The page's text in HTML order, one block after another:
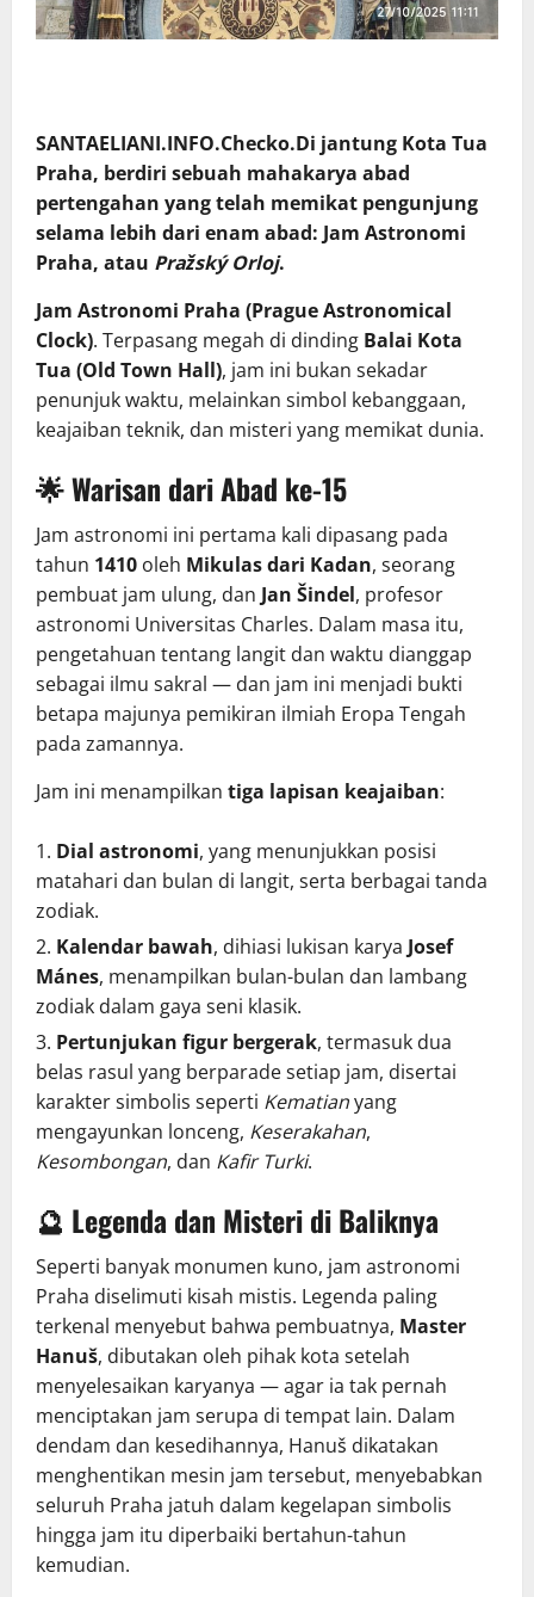
SANTAELIANI.INFO.Checko.Di jantung Kota Tua
Praha, berdiri sebuah mahakarya abad
pertengahan yang telah memikat pengunjung
selama lebih dari enam abad: Jam Astronomi
Praha, atau Pražský Orloj.
Jam Astronomi Praha (Prague Astronomical
Clock). Terpasang megah di dinding Balai Kota
Tua (Old Town Hall), jam ini bukan sekadar
penunjuk waktu, melainkan simbol kebanggaan,
keajaiban teknik, dan misteri yang memikat dunia.
🌟Warisan dari Abad ke-15
Jam astronomi ini pertama kali dipasang pada
tahun 1410 oleh Mikulas dari Kadan, seorang
pembuat jam ulung, dan Jan Šindel, profesor
astronomi Universitas Charles. Dalam masa itu,
pengetahuan tentang langit dan waktu dianggap
sebagai ilmu sakral — dan jam ini menjadi bukti
betapa majunya pemikiran ilmiah Eropa Tengah
pada zamannya.
Jam ini menampilkan tiga lapisan keajaiban:
Dial astronomi, yang menunjukkan posisi
matahari dan bulan di langit, serta berbagai tanda
zodiak.
Kalendar bawah, dihiasi lukisan karya Josef
Mánes, menampilkan bulan-bulan dan lambang
zodiak dalam gaya seni klasik.
Pertunjukan figur bergerak, termasuk dua
belas rasul yang berparade setiap jam, disertai
karakter simbolis seperti Kematianyang
mengayunkan lonceng, Keserakahan,
Kesombongan, dan Kafir Turki.
🔮 Legenda dan Misteri di Baliknya
Seperti banyak monumen kuno, jam astronomi
Praha diselimuti kisah mistis. Legenda paling
terkenal menyebut bahwa pembuatnya, Master
Hanuš, dibutakan oleh pihak kota setelah
menyelesaikan karyanya — agar ia tak pernah
menciptakan jam serupa di tempat lain. Dalam
dendam dan kesedihannya, Hanuš dikatakan
menghentikan mesin jam tersebut, menyebabkan
seluruh Praha jatuh dalam kegelapan simbolis
hingga jam itu diperbaiki bertahun-tahun
kemudian.